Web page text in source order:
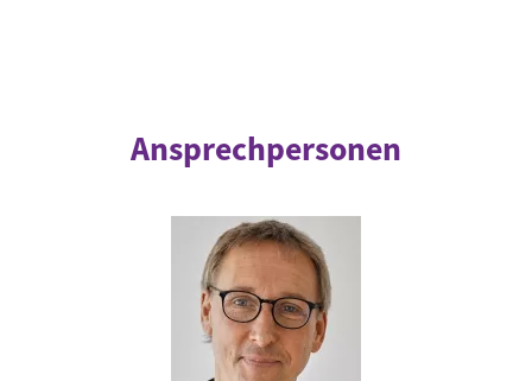
Ansprechpersonen